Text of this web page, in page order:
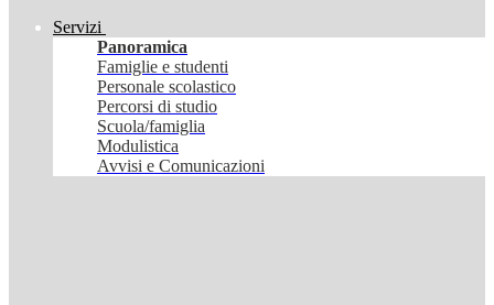
Servizi
Panoramica
Famiglie e studenti
Personale scolastico
Percorsi di studio
Scuola/famiglia
Modulistica
Avvisi e Comunicazioni